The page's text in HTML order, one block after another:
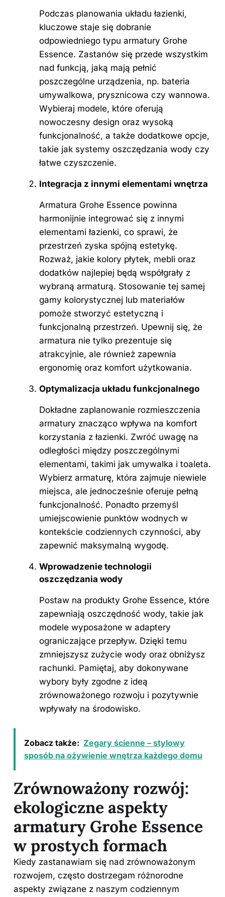
Podczas planowania układu łazienki,
kluczowe staje się dobranie
odpowiedniego typu armatury Grohe
Essence. Zastanów się przede wszystkim
nad funkcją, jaką mają pełnić
poszczególne urządzenia, np. bateria
umywalkowa, prysznicowa czy wannowa.
Wybieraj modele, które oferują
nowoczesny design oraz wysoką
funkcjonalność, a także dodatkowe opcje,
takie jak systemy oszczędzania wody czy
łatwe czyszczenie.
Integracja z innymi elementami wnętrza
Armatura Grohe Essence powinna
harmonijnie integrować się z innymi
elementami łazienki, co sprawi, że
przestrzeń zyska spójną estetykę.
Rozważ, jakie kolory płytek, mebli oraz
dodatków najlepiej będą współgrały z
wybraną armaturą. Stosowanie tej samej
gamy kolorystycznej lub materiałów
pomoże stworzyć estetyczną i
funkcjonalną przestrzeń. Upewnij się, że
armatura nie tylko prezentuje się
atrakcyjnie, ale również zapewnia
ergonomię oraz komfort użytkowania.
Optymalizacja układu funkcjonalnego
Dokładne zaplanowanie rozmieszczenia
armatury znacząco wpływa na komfort
korzystania z łazienki. Zwróć uwagę na
odległości między poszczególnymi
elementami, takimi jak umywalka i toaleta.
Wybierz armaturę, która zajmuje niewiele
miejsca, ale jednocześnie oferuje pełną
funkcjonalność. Ponadto przemyśl
umiejscowienie punktów wodnych w
kontekście codziennych czynności, aby
zapewnić maksymalną wygodę.
Wprowadzenie technologii
oszczędzania wody
Postaw na produkty Grohe Essence, które
zapewniają oszczędność wody, takie jak
modele wyposażone w adaptery
ograniczające przepływ. Dzięki temu
zmniejszysz zużycie wody oraz obniżysz
rachunki. Pamiętaj, aby dokonywane
wybory były zgodne z ideą
zrównoważonego rozwoju i pozytywnie
wpływały na środowisko.
Zobacz także: Zegary ścienne – stylowy
sposób na ożywienie wnętrza każdego domu
Zrównoważony rozwój:
ekologiczne aspekty
armatury Grohe Essence
w prostych formach
Kiedy zastanawiam się nad zrównoważonym
rozwojem, często dostrzegam różnorodne
aspekty związane z naszym codziennym